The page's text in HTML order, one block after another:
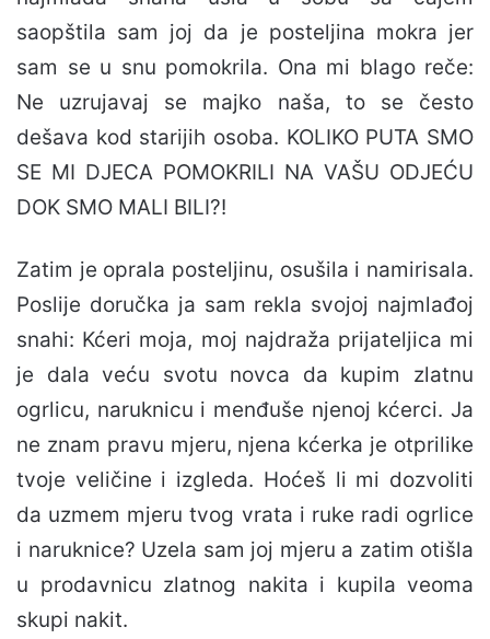
saopštila sam joj da je posteljina mokra jer
sam se u snu pomokrila. Ona mi blago reče:
Ne uzrujavaj se majko naša, to se često
dešava kod starijih osoba. KOLIKO PUTA SMO
SE MI DJECA POMOKRILI NA VAŠU ODJEĆU
DOK SMO MALI BILI?!
Zatim je oprala posteljinu, osušila i namirisala.
Poslije doručka ja sam rekla svojoj najmlađoj
snahi: Kćeri moja, moj najdraža prijateljica mi
je dala veću svotu novca da kupim zlatnu
ogrlicu, naruknicu i menđuše njenoj kćerci. Ja
ne znam pravu mjeru, njena kćerka je otprilike
tvoje veličine i izgleda. Hoćeš li mi dozvoliti
da uzmem mjeru tvog vrata i ruke radi ogrlice
i naruknice? Uzela sam joj mjeru a zatim otišla
u prodavnicu zlatnog nakita i kupila veoma
skupi nakit.